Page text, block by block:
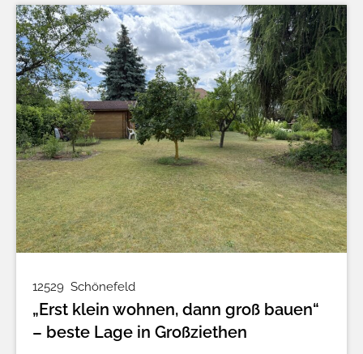
12529 Schönefeld
„Erst klein wohnen, dann groß bauen“
– beste Lage in Großziethen